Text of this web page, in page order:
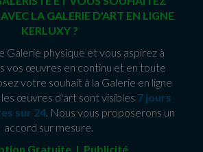
LA GALERIE D'ART EN LIGNE
KERLUXY ?
Galerie physique et vous aspirez à
vos œuvres en continu et en toute
votre souhait à la Galerie en ligne
œuvres d'art sont visibles 7 jours
sur 24. Nous vous proposerons un
accord sur mesure.
Gratuite | Publicité